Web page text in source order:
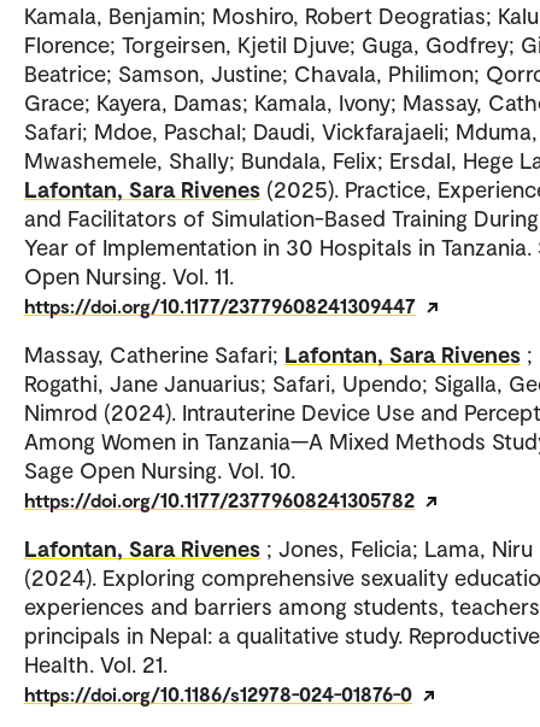
Kamala, Benjamin; Moshiro, Robert Deogratias;
Florence; Torgeirsen, Kjetil Djuve; Guga, Godfrey;
Beatrice; Samson, Justine; Chavala, Philimon;
Grace; Kayera, Damas; Kamala, Ivony; Massay,
Safari; Mdoe, Paschal; Daudi, Vickfarajaeli;
Mwashemele, Shally; Bundala, Felix; Ersdal, Hege
Lafontan, Sara Rivenes (2025). Practice,
and Facilitators of Simulation-Based Training
Year of Implementation in 30 Hospitals in Tanzania.
Open Nursing. Vol. 11.
https://doi.org/10.1177/23779608241309447
Massay, Catherine Safari; Lafontan, Sara Rivenes ;
Rogathi, Jane Januarius; Safari, Upendo; Sigalla,
Nimrod (2024). Intrauterine Device Use and
Among Women in Tanzania—A Mixed Methods
Sage Open Nursing. Vol. 10.
https://doi.org/10.1177/23779608241305782
Lafontan, Sara Rivenes ; Jones, Felicia; Lama, Niru
(2024). Exploring comprehensive sexuality
experiences and barriers among students,
principals in Nepal: a qualitative study. Reproductive
Health. Vol. 21.
https://doi.org/10.1186/s12978-024-01876-0